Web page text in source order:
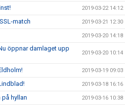
2019-03-22 14:12
match 2019-03-21 12:30
2019-03-20 14:18
öppnar damlaget upp
2019-03-20 10:14
2019-03-19 09:03
2019-03-18 16:16
hyllan 2019-03-16 10:38